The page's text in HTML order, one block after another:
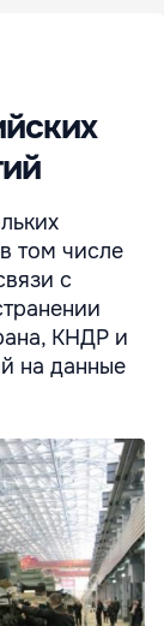
том числе
с
КНДР и
на данные